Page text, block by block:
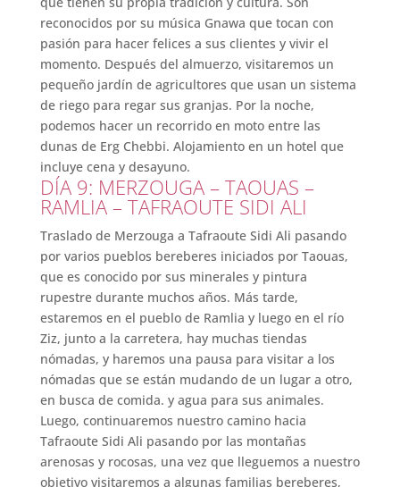
reconocidos por su música Gnawa que tocan con
pasión para hacer felices a sus clientes y vivir el
momento. Después del almuerzo, visitaremos un
pequeño jardín de agricultores que usan un sistema
de riego para regar sus granjas. Por la noche,
podemos hacer un recorrido en moto entre las
dunas de Erg Chebbi. Alojamiento en un hotel que
incluye cena y desayuno.
DÍA 9: MERZOUGA – TAOUAS –
RAMLIA – TAFRAOUTE SIDI ALI
Traslado de Merzouga a Tafraoute Sidi Ali pasando
por varios pueblos bereberes iniciados por Taouas,
que es conocido por sus minerales y pintura
rupestre durante muchos años. Más tarde,
estaremos en el pueblo de Ramlia y luego en el río
Ziz, junto a la carretera, hay muchas tiendas
nómadas, y haremos una pausa para visitar a los
nómadas que se están mudando de un lugar a otro,
en busca de comida. y agua para sus animales.
Luego, continuaremos nuestro camino hacia
Tafraoute Sidi Ali pasando por las montañas
arenosas y rocosas, una vez que lleguemos a nuestro
objetivo visitaremos a algunas familias bereberes,